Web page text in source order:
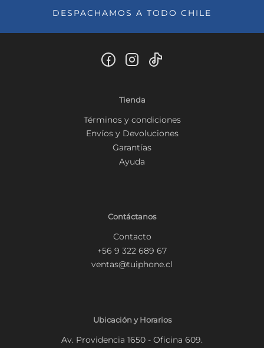
DESPACHAMOS A TODO CHILE
Tienda
Términos y condiciones
Envíos y Devoluciones
Garantías
Ayuda
Contáctanos
Contacto
+56 9 322 689 67
ventas@tuiphone.cl
Ubicación y Horarios
Av. Providencia 1650 - Oficina 609.